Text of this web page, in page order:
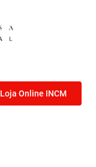
Loja Online INCM